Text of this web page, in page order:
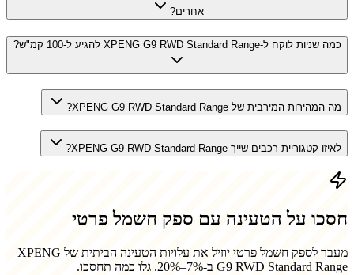
אחרים?
כמה שניות לוקח ל-XPENG G9 RWD Standard Range להגיע ל-100 קמ"ש?
מה המהירות המירבית של XPENG G9 RWD Standard Range?
לאיזו קטגוריית רכבים שייך XPENG G9 RWD Standard Range?
חסכו על הטעינה עם ספק חשמל פרטי
מעבר לספק חשמל פרטי יוזיל את עלויות הטעינה הביתית של XPENG
G9 RWD Standard Range ב-7%–20%. גלו כמה תחסכו.